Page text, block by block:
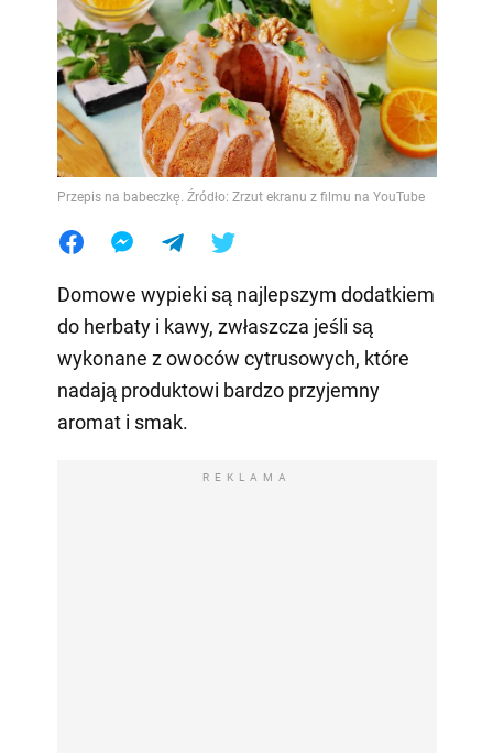
Przepis na babeczkę. Źródło: Zrzut ekranu z filmu na YouTube
Domowe wypieki są najlepszym dodatkiem
do herbaty i kawy, zwłaszcza jeśli są
wykonane z owoców cytrusowych, które
nadają produktowi bardzo przyjemny
aromat i smak.
REKLAMA